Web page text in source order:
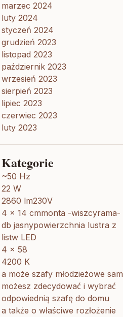
marzec 2024
luty 2024
styczeń 2024
grudzień 2023
listopad 2023
październik 2023
wrzesień 2023
sierpień 2023
lipiec 2023
czerwiec 2023
luty 2023
Kategorie
~50 Hz
22 W
2860 lm230V
4 x 14 cmmonta -wiszcyrama-
db jasnypowierzchnia lustra z
listw LED
4 x 58
4200 K
a może szafy młodzieżowe sam
możesz zdecydować i wybrać
odpowiednią szafę do domu
a także o właściwe rozłożenie